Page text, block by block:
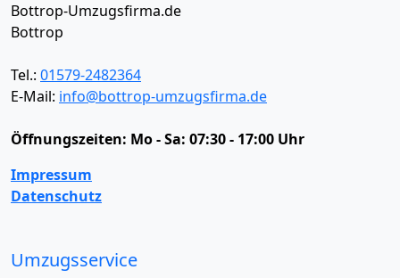
Bottrop-Umzugsfirma.de
Bottrop
Tel.: 01579-2482364
E-Mail: info@bottrop-umzugsfirma.de
Öffnungszeiten: Mo - Sa: 07:30 - 17:00 Uhr
Impressum
Datenschutz
Umzugsservice